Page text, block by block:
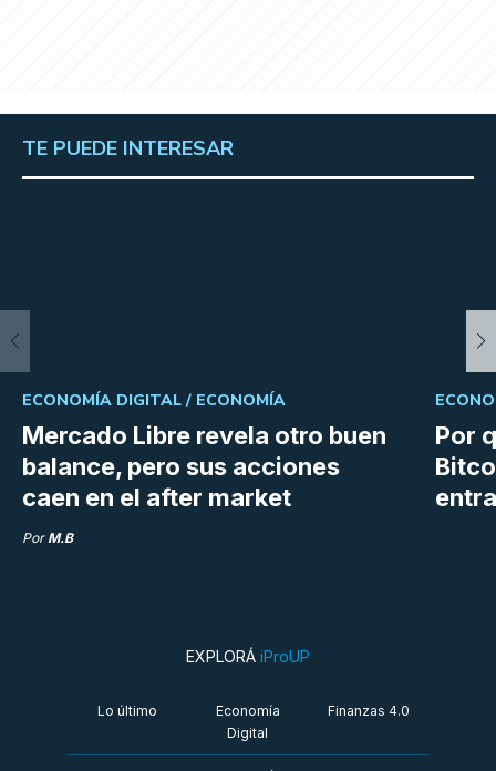
TE PUEDE INTERESAR
Mercado Libre revela otro buen
balance, pero sus acciones
caen en el after market
ECONOMÍA DIGITAL / ECONOMÍA
Por M.B
Por
EXPLORÁ iProUP
Lo último
Economía
Digital
Finanzas 4.0